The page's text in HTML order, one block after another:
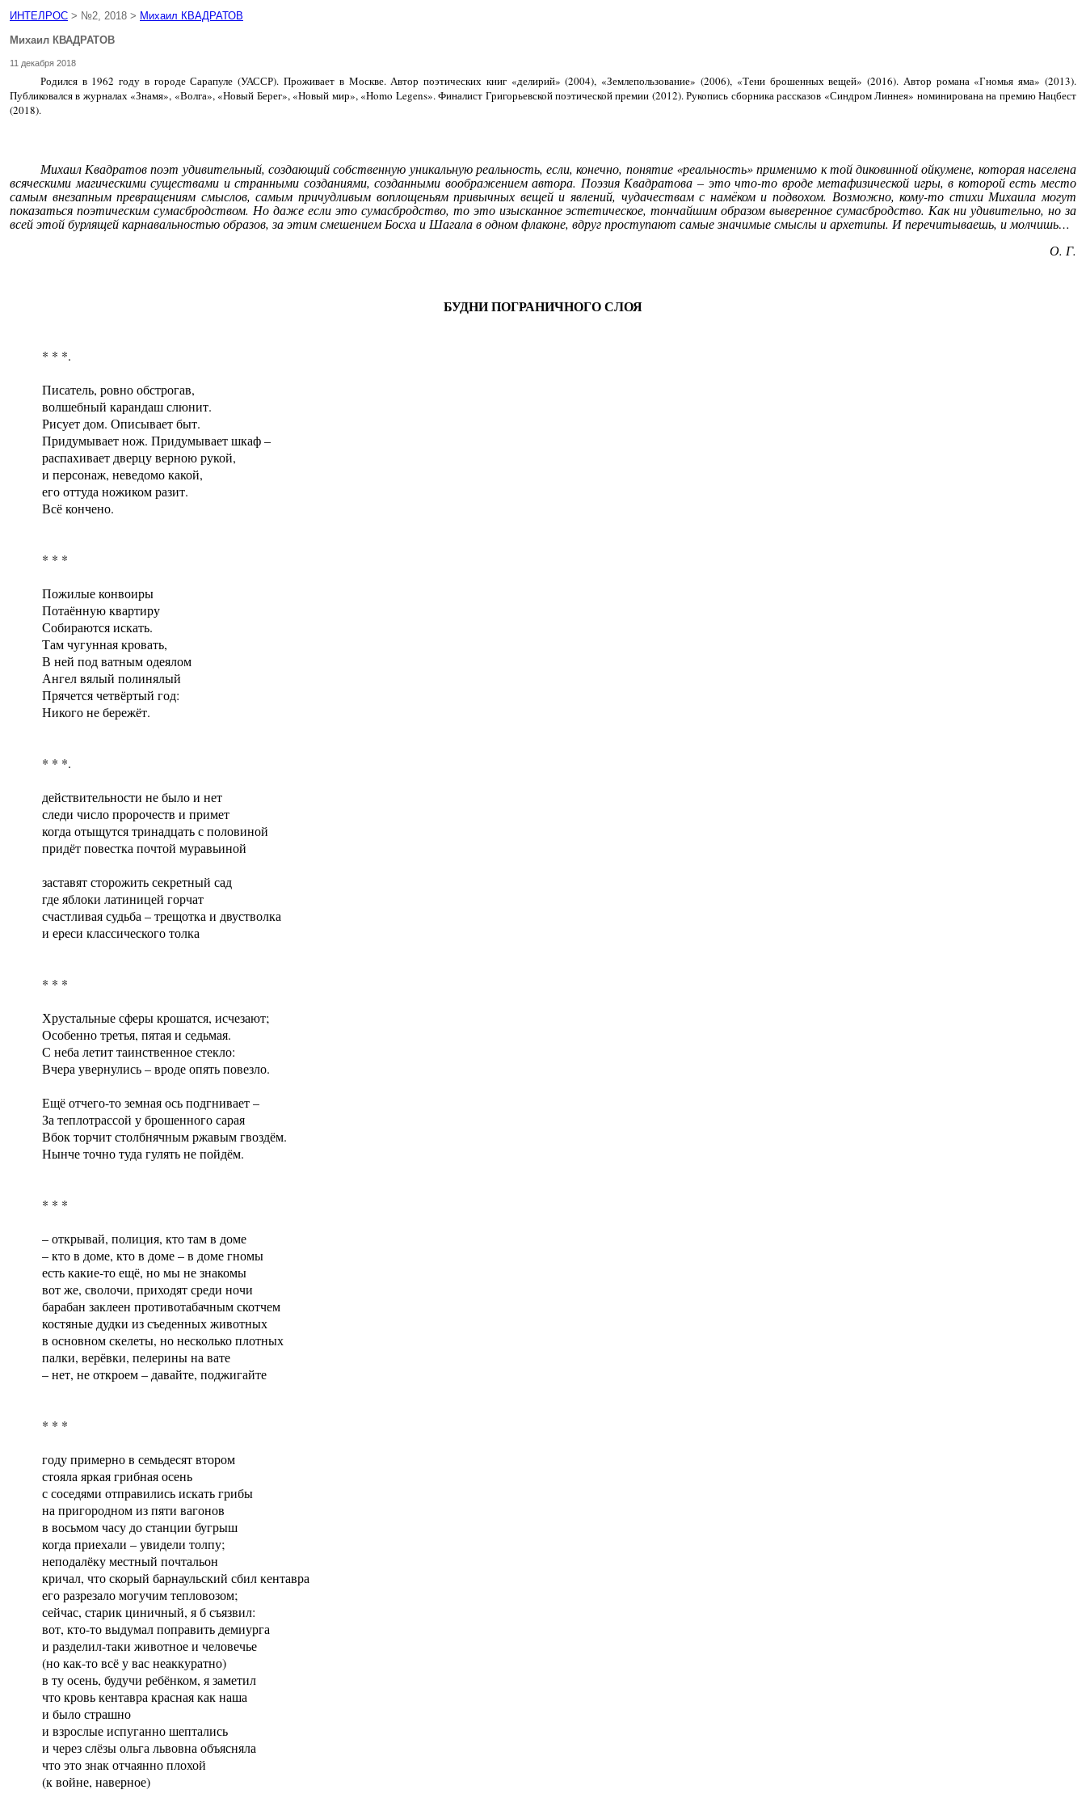
ИНТЕЛРОС > №2, 2018 > Михаил КВАДРАТОВ
Михаил КВАДРАТОВ
11 декабря 2018
Родился в 1962 году в городе Сарапуле (УАССР). Проживает в Москве. Автор поэтических книг «делирий» (2004), «Землепользование» (2006), «Тени брошенных вещей» (2016). Автор романа «Гномья яма» (2013).
Публиковался в журналах «Знамя», «Волга», «Новый Берег», «Новый мир», «Homo Legens». Финалист Григорьевской поэтической премии (2012). Рукопись сборника рассказов «Синдром Линнея» номинирована на премию Нацбест
(2018).
Михаил Квадратов поэт удивительный, создающий собственную уникальную реальность, если, конечно, понятие «реальность» применимо к той диковинной ойкумене, которая населена
всяческими магическими существами и странными созданиями, созданными воображением автора. Поэзия Квадратова – это что-то вроде метафизической игры, в которой есть место
самым внезапным превращениям смыслов, самым причудливым воплощеньям привычных вещей и явлений, чудачествам с намёком и подвохом. Возможно, кому-то стихи Михаила могут
показаться поэтическим сумасбродством. Но даже если это сумасбродство, то это изысканное эстетическое, тончайшим образом выверенное сумасбродство. Как ни удивительно, но за
всей этой бурлящей карнавальностью образов, за этим смешением Босха и Шагала в одном флаконе, вдруг проступают самые значимые смыслы и архетипы. И перечитываешь, и молчишь…
О. Г.
БУДНИ ПОГРАНИЧНОГО СЛОЯ
* * *.
Писатель, ровно обстрогав,
волшебный карандаш слюнит.
Рисует дом. Описывает быт.
Придумывает нож. Придумывает шкаф –
распахивает дверцу верною рукой,
и персонаж, неведомо какой,
его оттуда ножиком разит.
Всё кончено.
* * *
Пожилые конвоиры
Потаённую квартиру
Собираются искать.
Там чугунная кровать,
В ней под ватным одеялом
Ангел вялый полинялый
Прячется четвёртый год:
Никого не бережёт.
* * *.
действительности не было и нет
следи число пророчеств и примет
когда отыщутся тринадцать с половиной
придёт повестка почтой муравьиной
заставят сторожить секретный сад
где яблоки латиницей горчат
счастливая судьба – трещотка и двустволка
и ереси классического толка
* * *
Хрустальные сферы крошатся, исчезают;
Особенно третья, пятая и седьмая.
С неба летит таинственное стекло:
Вчера увернулись – вроде опять повезло.
Ещё отчего-то земная ось подгнивает –
За теплотрассой у брошенного сарая
Вбок торчит столбнячным ржавым гвоздём.
Нынче точно туда гулять не пойдём.
* * *
– открывай, полиция, кто там в доме
– кто в доме, кто в доме – в доме гномы
есть какие-то ещё, но мы не знакомы
вот же, сволочи, приходят среди ночи
барабан заклеен противотабачным скотчем
костяные дудки из съеденных животных
в основном скелеты, но несколько плотных
палки, верёвки, пелерины на вате
– нет, не откроем – давайте, поджигайте
* * *
году примерно в семьдесят втором
стояла яркая грибная осень
с соседями отправились искать грибы
на пригородном из пяти вагонов
в восьмом часу до станции бугрыш
когда приехали – увидели толпу;
неподалёку местный почтальон
кричал, что скорый барнаульский сбил кентавра
его разрезало могучим тепловозом;
сейчас, старик циничный, я б съязвил:
вот, кто-то выдумал поправить демиурга
и разделил-таки животное и человечье
(но как-то всё у вас неаккуратно)
в ту осень, будучи ребёнком, я заметил
что кровь кентавра красная как наша
и было страшно
и взрослые испуганно шептались
и через слёзы ольга львовна объясняла
что это знак отчаянно плохой
(к войне, наверное)